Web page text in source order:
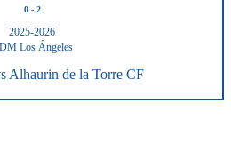
0- 2
2025-2026
Los Ángeles
Alhaurin de la Torre CF